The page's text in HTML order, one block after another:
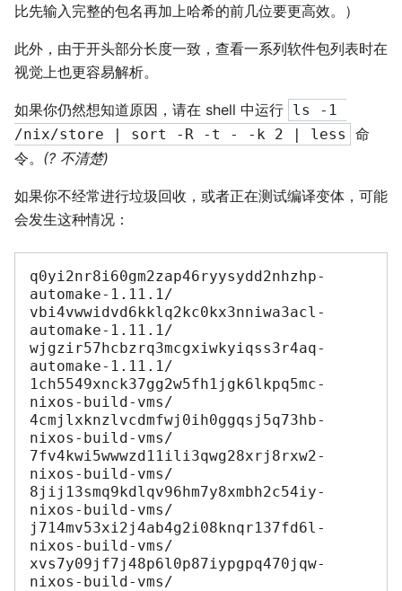
比先输入完整的包名再加上哈希的前几位要更高效。）
此外，由于开头部分长度一致，查看一系列软件包列表时在
视觉上也更容易解析。
如果你仍然想知道原因，请在 shell 中运行 ls -1
/nix/store | sort -R -t - -k 2 | less
命
令。 (? 不清楚)
如果你不经常进行垃圾回收，或者正在测试编译变体，可能
会发生这种情况：
q0yi2nr8i60gm2zap46ryysydd2nhzhp-
automake-1.11.1/
vbi4vwwidvd6kklq2kc0kx3nniwa3acl-
automake-1.11.1/
wjgzir57hcbzrq3mcgxiwkyiqss3r4aq-
automake-1.11.1/
1ch5549xnck37gg2w5fh1jgk6lkpq5mc-
nixos-build-vms/
4cmjlxknzlvcdmfwj0ih0ggqsj5q73hb-
nixos-build-vms/
7fv4kwi5wwwzd11ili3qwg28xrj8rxw2-
nixos-build-vms/
8jij13smq9kdlqv96hm7y8xmbh2c54iy-
nixos-build-vms/
j714mv53xi2j4ab4g2i08knqr137fd6l-
nixos-build-vms/
xvs7y09jf7j48p6l0p87iypgpq470jqw-